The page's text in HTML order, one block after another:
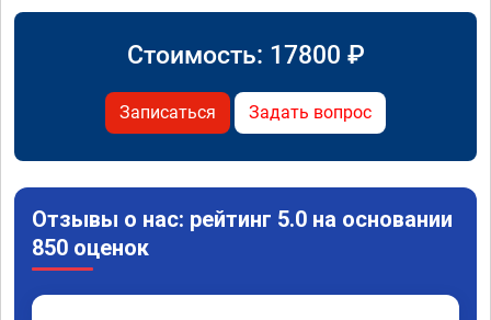
Стоимость: 17800 ₽
Записаться Задать вопрос
Отзывы о нас: рейтинг 5.0 на основании
850 оценок